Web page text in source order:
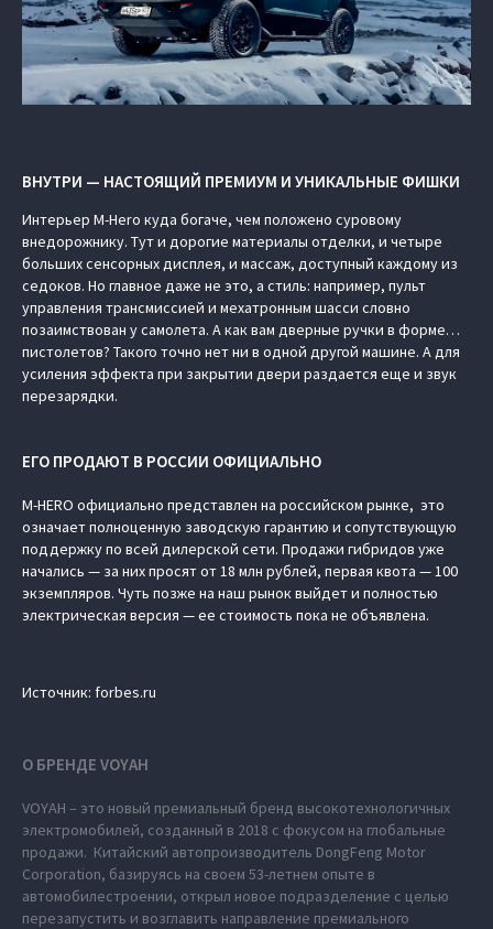
ВНУТРИ — НАСТОЯЩИЙ ПРЕМИУМ И УНИКАЛЬНЫЕ ФИШКИ
Интерьер M-Hero куда богаче, чем положено суровому
внедорожнику. Тут и дорогие материалы отделки, и четыре
больших сенсорных дисплея, и массаж, доступный каждому из
седоков. Но главное даже не это, а стиль: например, пульт
управления трансмиссией и мехатронным шасси словно
позаимствован у самолета. А как вам дверные ручки в форме…
пистолетов? Такого точно нет ни в одной другой машине. А для
усиления эффекта при закрытии двери раздается еще и звук
перезарядки.
ЕГО ПРОДАЮТ В РОССИИ ОФИЦИАЛЬНО
M‑HERO официально представлен на российском рынке, это
означает полноценную заводскую гарантию и сопутствующую
поддержку по всей дилерской сети. Продажи гибридов уже
начались — за них просят от 18 млн рублей, первая квота — 100
экземпляров. Чуть позже на наш рынок выйдет и полностью
электрическая версия — ее стоимость пока не объявлена.
Источник: forbes.ru
О БРЕНДЕ VOYAH
VOYAH – это новый премиальный бренд высокотехнологичных
электромобилей, созданный в 2018 с фокусом на глобальные
продажи. Китайский автопроизводитель DongFeng Motor
Corporation, базируясь на своем 53-летнем опыте в
автомобилестроении, открыл новое подразделение с целью
перезапустить и возглавить направление премиального